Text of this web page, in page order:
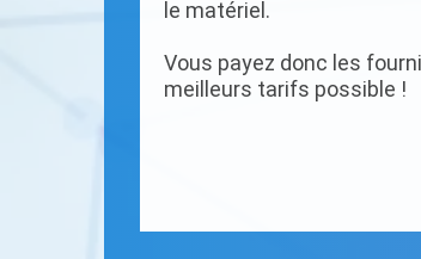
le matériel.
Vous payez donc les
meilleurs tarifs possible !